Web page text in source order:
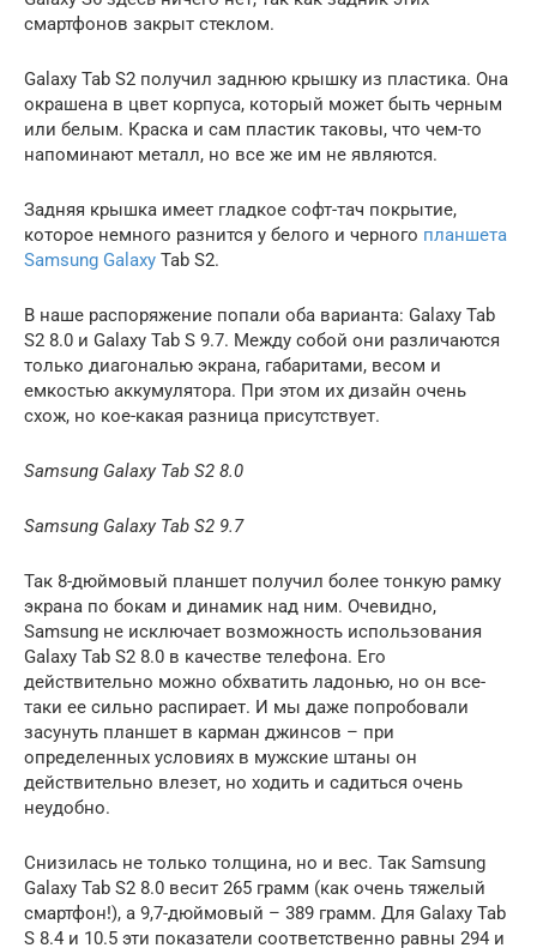
смартфонов закрыт стеклом.
Galaxy Tab S2 получил заднюю крышку из пластика. Она
окрашена в цвет корпуса, который может быть черным
или белым. Краска и сам пластик таковы, что чем-то
напоминают металл, но все же им не являются.
Задняя крышка имеет гладкое софт-тач покрытие,
которое немного разнится у белого и черного планшета
Samsung Galaxy Tab S2.
В наше распоряжение попали оба варианта: Galaxy Tab
S2 8.0 и Galaxy Tab S 9.7. Между собой они различаются
только диагональю экрана, габаритами, весом и
емкостью аккумулятора. При этом их дизайн очень
схож, но кое-какая разница присутствует.
Samsung Galaxy Tab S2 8.0
Samsung Galaxy Tab S2 9.7
Так 8-дюймовый планшет получил более тонкую рамку
экрана по бокам и динамик над ним. Очевидно,
Samsung не исключает возможность использования
Galaxy Tab S2 8.0 в качестве телефона. Его
действительно можно обхватить ладонью, но он все-
таки ее сильно распирает. И мы даже попробовали
засунуть планшет в карман джинсов – при
определенных условиях в мужские штаны он
действительно влезет, но ходить и садиться очень
неудобно.
Снизилась не только толщина, но и вес. Так Samsung
Galaxy Tab S2 8.0 весит 265 грамм (как очень тяжелый
смартфон!), а 9,7-дюймовый – 389 грамм. Для Galaxy Tab
S 8.4 и 10.5 эти показатели соответственно равны 294 и